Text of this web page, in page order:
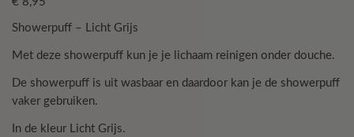
Showerpuff – Licht Grijs
Met deze showerpuff kun je je lichaam reinigen onder douche.
De showerpuff is uit wasbaar en daardoor kan je de showerpuff
vaker gebruiken.
In de kleur Licht Grijs.